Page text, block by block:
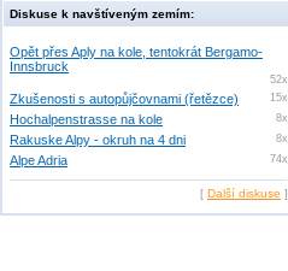
Diskuse k navštíveným zemím:
Opět přes Aply na kole, tentokrát Bergamo-
Innsbruck
52x
Zkušenosti s autopůjčovnami (řetězce) 15x
Hochalpenstrasse na kole 8x
Rakuske Alpy - okruh na 4 dni 8x
Alpe Adria 74x
[ Další diskuse ]